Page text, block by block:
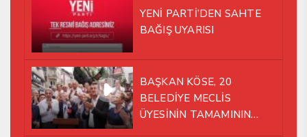
YENİ PARTİ’DEN SAHTE
BAĞIŞ UYARISI
BAŞKAN KÖSE, 20
BELEDİYE MECLİS
ÜYESİNİN TAMAMININ